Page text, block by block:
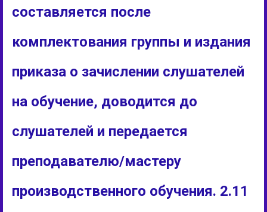
составляется после
комплектования группы и издания
приказа о зачислении слушателей
на обучение, доводится до
слушателей и передается
преподавателю/мастеру
производственного обучения. 2.11